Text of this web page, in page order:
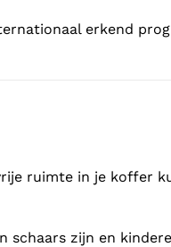
erkend
ruimte in je koffer
zijn en